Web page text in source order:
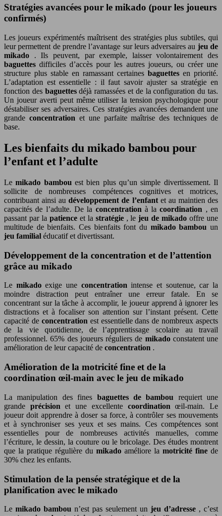
Stratégies avancées pour le mikado (pour les joueurs
confirmés)
Les joueurs expérimentés maîtrisent des stratégies plus subtiles, qui
leur permettent de prendre l’avantage sur leurs adversaires au jeu de
mikado . Ils peuvent, par exemple, laisser volontairement des
baguettesdifficiles d’accès pour les autres joueurs, ou créer une
structure plus stable en ramassant certaines baguettes en priorité.
L’adaptation est essentielle : il faut savoir ajuster sa stratégie en
fonction des baguettesdéjà ramassées et de la configuration du tas.
Un joueur averti peut même utiliser la tension psychologique pour
déstabiliser ses adversaires. Ces stratégies avancées demandent une
grande concentration et une parfaite maîtrise des techniques de
base.
Les bienfaits du mikado bambou pour
l’enfant et l’adulte
Lemikado bambouest bien plus qu’un simple divertissement. Il
sollicite de nombreuses compétences cognitives et motrices,
contribuant ainsi audéveloppement de l’enfant et au maintien des
capacités de l’adulte. De la concentration à lacoordination , en
passant par la patience et la stratégie , lejeu de mikadooffre une
multitude de bienfaits. Ces bienfaits font du mikado bambouun
jeu familial éducatif et divertissant.
Développement de la concentration et de l’attention
grâce au mikado
Le mikadoexige une concentrationintense et soutenue, car la
moindre distraction peut entraîner une erreur fatale. En se
concentrant sur la tâche à accomplir, le joueur apprend à ignorer les
distractions et à focaliser son attention sur l’instant présent. Cette
capacité de concentration est essentielle dans de nombreux aspects
de la vie quotidienne, de l’apprentissage scolaire au travail
professionnel. 65% des joueurs réguliers de mikado constatent une
amélioration de leur capacité de concentration .
Amélioration de la motricité fine et de la
coordination œil-main avec le jeu de mikado
La manipulation des fines baguettes de bambou requiert une
grande précisionet une excellente coordinationœil-main. Le
joueur doit apprendre à doser sa force, à contrôler ses mouvements
et à synchroniser ses yeux et ses mains. Ces compétences sont
essentielles pour de nombreuses activités manuelles, comme
l’écriture, le dessin, la couture ou le bricolage. Des études montrent
que la pratique régulière du mikado améliore la motricité fine de
30% chez les enfants.
Stimulation de la pensée stratégique et de la
planification avec le mikado
Le mikado bambou n’est pas seulement un jeu d’adresse , c’est